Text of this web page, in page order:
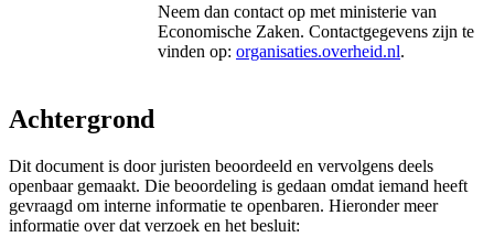
Neem dan contact op met ministerie van
Economische Zaken. Contactgegevens zijn te
vinden op: organisaties.overheid.nl.
Achtergrond
Dit document is door juristen beoordeeld en vervolgens deels
openbaar gemaakt. Die beoordeling is gedaan omdat iemand heeft
gevraagd om interne informatie te openbaren. Hieronder meer
informatie over dat verzoek en het besluit: